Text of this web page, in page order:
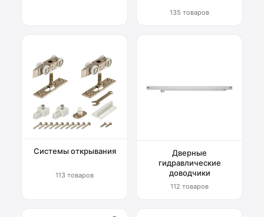
135 товаров
Системы открывания
113 товаров
Дверные
гидравлические
доводчики
112 товаров